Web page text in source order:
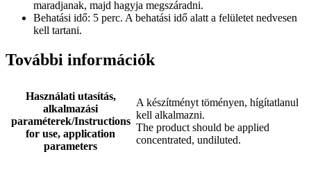
maradjanak, majd hagyja megszáradni.
Behatási idő: 5 perc. A behatási idő alatt a felületet nedvesen
kell tartani.
További információk
Használati utasítás,
alkalmazási
paraméterek/Instructions
for use, application
parameters
A készítményt töményen, hígítatlanul
kell alkalmazni.
The product should be applied
concentrated, undiluted.